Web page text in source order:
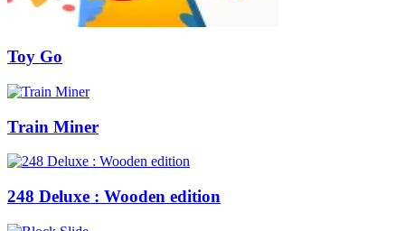
Toy Go
Train Miner
248 Deluxe : Wooden edition